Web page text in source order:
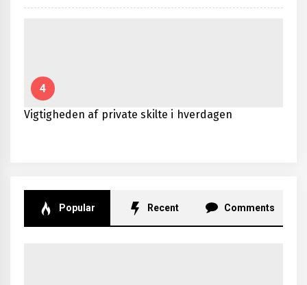
4
Vigtigheden af private skilte i hverdagen
Popular Recent Comments